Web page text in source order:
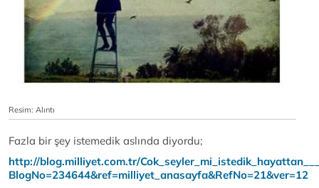
Resim: Alıntı
Fazla bir şey istemedik aslında diyordu;
http://blog.milliyet.com.tr/
BlogNo=234644&ref=milliyet_anasayfa&RefNo=21&ver=12